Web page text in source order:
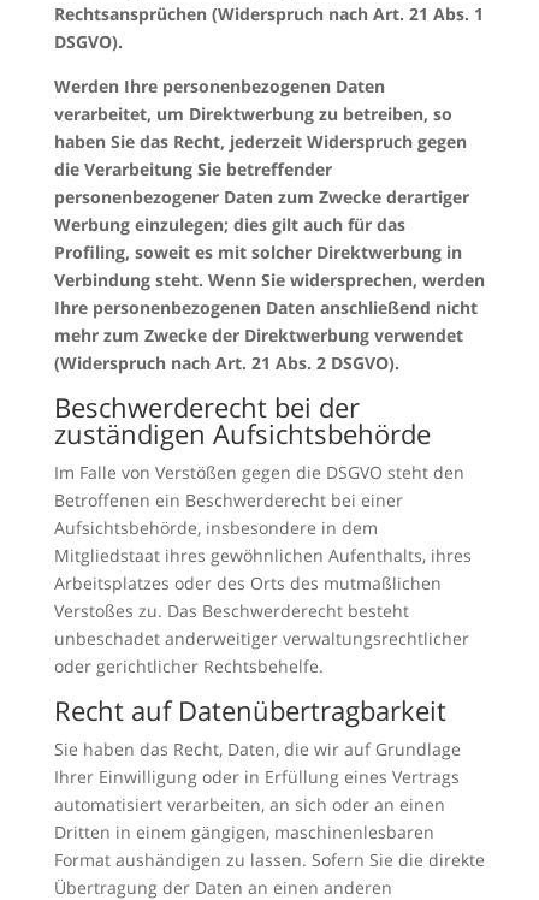
Rechtsansprüchen (Widerspruch nach Art. 21 Abs. 1
DSGVO).
Werden Ihre personenbezogenen Daten
verarbeitet, um Direktwerbung zu betreiben, so
haben Sie das Recht, jederzeit Widerspruch gegen
die Verarbeitung Sie betreffender
personenbezogener Daten zum Zwecke derartiger
Werbung einzulegen; dies gilt auch für das
Profiling, soweit es mit solcher Direktwerbung in
Verbindung steht. Wenn Sie widersprechen, werden
Ihre personenbezogenen Daten anschließend nicht
mehr zum Zwecke der Direktwerbung verwendet
(Widerspruch nach Art. 21 Abs. 2 DSGVO).
Beschwerderecht bei der
zuständigen Aufsichtsbehörde
Im Falle von Verstößen gegen die DSGVO steht den
Betroffenen ein Beschwerderecht bei einer
Aufsichtsbehörde, insbesondere in dem
Mitgliedstaat ihres gewöhnlichen Aufenthalts, ihres
Arbeitsplatzes oder des Orts des mutmaßlichen
Verstoßes zu. Das Beschwerderecht besteht
unbeschadet anderweitiger verwaltungsrechtlicher
oder gerichtlicher Rechtsbehelfe.
Recht auf Datenübertragbarkeit
Sie haben das Recht, Daten, die wir auf Grundlage
Ihrer Einwilligung oder in Erfüllung eines Vertrags
automatisiert verarbeiten, an sich oder an einen
Dritten in einem gängigen, maschinenlesbaren
Format aushändigen zu lassen. Sofern Sie die direkte
Übertragung der Daten an einen anderen